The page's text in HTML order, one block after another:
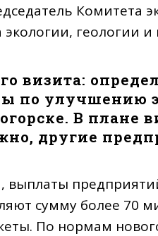
Комитета
экологии, геологии
визита:
по улучшению
В плане
другие
выплаты
сумму более 70
По нормам